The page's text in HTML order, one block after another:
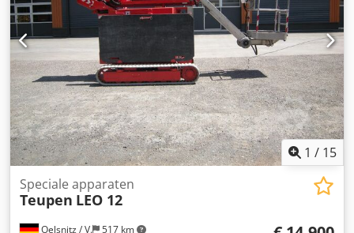
voor het tillen, positioneren en installeren van
ventilatiekanalen, plafond sprinklers, plafondleidingen,
plafondpanelen etc. • Wordt gebruikt voor het heffen van
lasten met CO² of perslucht • Hoge mobiliteit dankzij een
uitgerekte slanglengte van 4,87 m • Bediening via
handventielen • Snelle montage, geen gereedschap nodig •
Past in de kofferbak van de meeste personenauto’s
1 / 15
Oelsnitz / V. 517 km
Speciale apparaten
Teupen LEO 12